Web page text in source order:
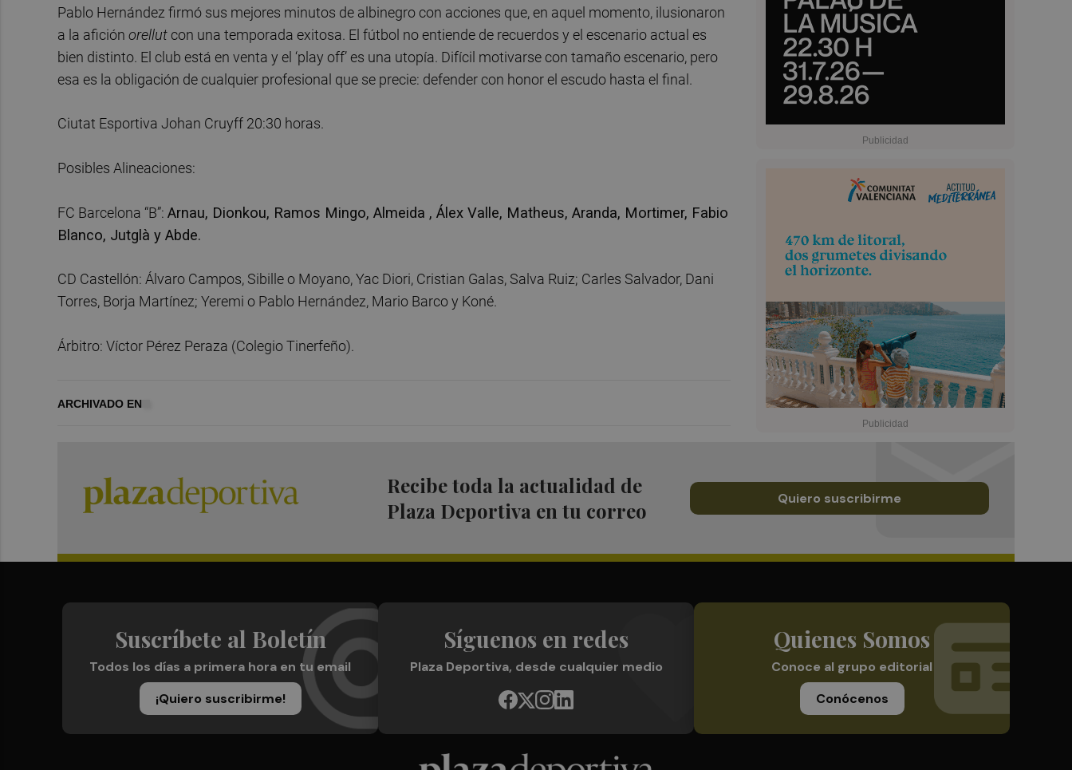
Pablo Hernández firmó sus mejores minutos de albinegro con acciones que, en aquel momento, ilusionaron
a la afición orellut con una temporada exitosa. El fútbol no entiende de recuerdos y el escenario actual es
bien distinto. El club está en venta y el ‘play off’ es una utopía. Difícil motivarse con tamaño escenario, pero
esa es la obligación de cualquier profesional que se precie: defender con honor el escudo hasta el final.
Ciutat Esportiva Johan Cruyff 20:30 horas.
Posibles Alineaciones:
FC Barcelona “B”: Arnau, Dionkou, Ramos Mingo, Almeida , Álex Valle, Matheus, Aranda, Mortimer, Fabio
Blanco, Jutglà y Abde.
CD Castellón: Álvaro Campos, Sibille o Moyano, Yac Diori, Cristian Galas, Salva Ruiz; Carles Salvador, Dani
Torres, Borja Martínez; Yeremi o Pablo Hernández, Mario Barco y Koné.
Árbitro: Víctor Pérez Peraza (Colegio Tinerfeño).
ARCHIVADO EN
Recibe toda la actualidad de
Plaza Deportiva en tu correo
Quiero suscribirme
Suscríbete al Boletín
Todos los días a primera hora en tu email
¡Quiero suscribirme!
Síguenos en redes
Plaza Deportiva, desde cualquier medio
Quienes Somos
Conoce al grupo editorial
Conócenos